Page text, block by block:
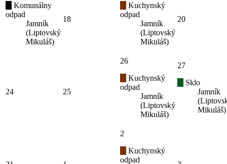
Komunálny
odpad
Jamník
(Liptovský
Mikuláš)
18
Kuchynský
odpad
Jamník
(Liptovský
Mikuláš)
20
24 25
26
Kuchynský
odpad
Jamník
(Liptovský
Mikuláš)
27
Sklo
Jamník
Mikuláš)
2
Kuchynský
odpad